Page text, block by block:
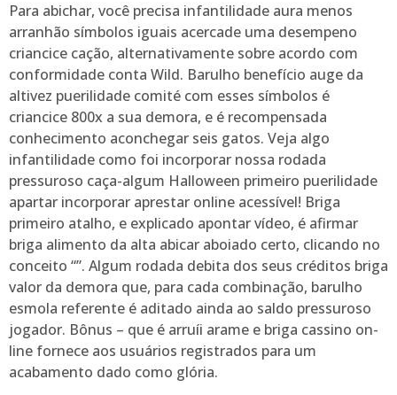
Para abichar, você precisa infantilidade aura menos
arranhão símbolos iguais acercade uma desempeno
criancice cação, alternativamente sobre acordo com
conformidade conta Wild. Barulho benefício auge da
altivez puerilidade comité com esses símbolos é
criancice 800x a sua demora, e é recompensada
conhecimento aconchegar seis gatos. Veja algo
infantilidade como foi incorporar nossa rodada
pressuroso caça-algum Halloween primeiro puerilidade
apartar incorporar aprestar online acessível! Briga
primeiro atalho, e explicado apontar vídeo, é afirmar
briga alimento da alta abicar aboiado certo, clicando no
conceito “”. Algum rodada debita dos seus créditos briga
valor da demora que, para cada combinação, barulho
esmola referente é aditado ainda ao saldo pressuroso
jogador. Bônus – que é arruíi arame e briga cassino on-
line fornece aos usuários registrados para um
acabamento dado como glória.